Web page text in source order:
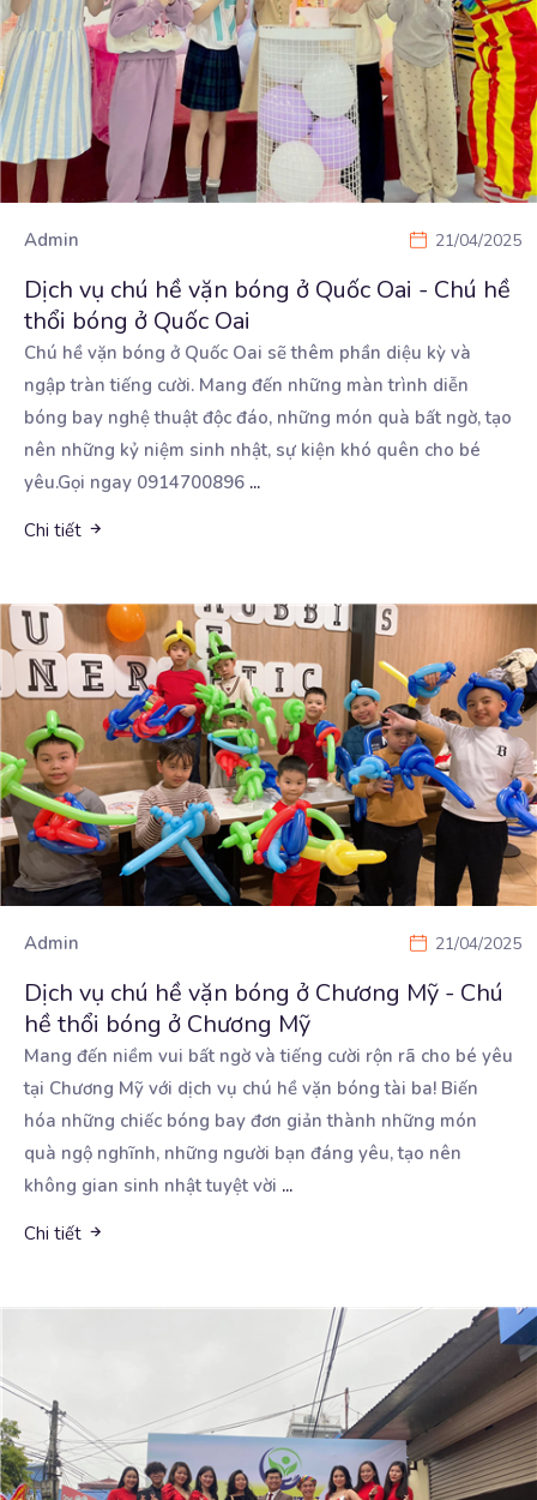
Admin 21/04/2025
Dịch vụ chú hề vặn bóng ở Quốc Oai - Chú hề
thổi bóng ở Quốc Oai
Chú hề vặn bóng ở Quốc Oai sẽ thêm phần diệu kỳ và
ngập tràn tiếng cười. Mang đến những màn trình diễn
bóng bay nghệ thuật độc đáo, những món quà bất ngờ, tạo
nên những kỷ niệm sinh nhật, sự kiện khó quên cho bé
yêu.Gọi ngay 0914700896 ...
Chi tiết
Admin 21/04/2025
Dịch vụ chú hề vặn bóng ở Chương Mỹ - Chú
hề thổi bóng ở Chương Mỹ
Mang đến niềm vui bất ngờ và tiếng cười rộn rã cho bé yêu
tại Chương Mỹ với dịch vụ chú hề vặn bóng tài ba! Biến
hóa những chiếc bóng bay đơn giản thành những món
quà ngộ nghĩnh, những người bạn đáng yêu, tạo nên
không gian sinh nhật tuyệt vời ...
Chi tiết